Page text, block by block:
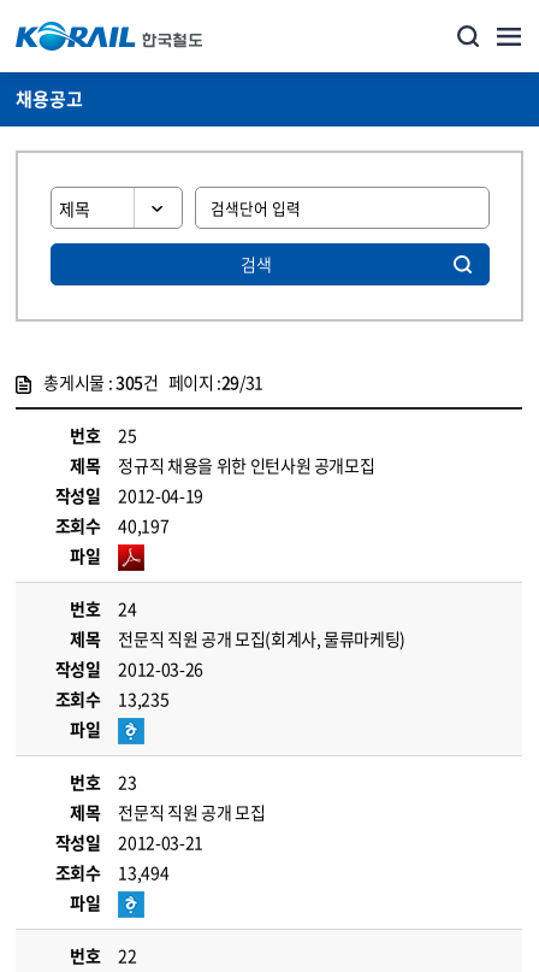
채용공고
검색
총게시물 :305건 페이지 :29/31
번호
25
제목
정규직 채용을 위한 인턴사원 공개모집
작성일
2012-04-19
조회수
40,197
파일
번호
24
제목
전문직 직원 공개 모집(회계사, 물류마케팅)
작성일
2012-03-26
조회수
13,235
파일
번호
23
제목
전문직 직원 공개 모집
작성일
2012-03-21
조회수
13,494
파일
번호
22